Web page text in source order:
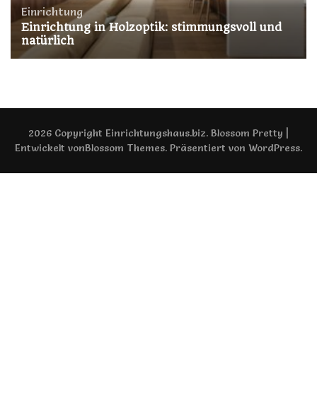
Einrichtung
Einrichtung in Holzoptik: stimmungsvoll und
natürlich
2026 Copyright Einrichtungshaus.biz. Blossom Pretty |
Entwickelt vonBlossom Themes. Präsentiert von WordPress.